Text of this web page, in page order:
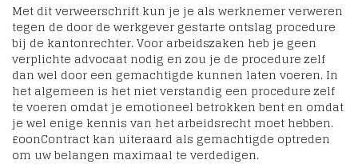
Met dit verweerschrift kun je je als werknemer verweren
tegen de door de werkgever gestarte ontslag procedure
bij de kantonrechter. Voor arbeidszaken heb je geen
verplichte advocaat nodig en zou je de procedure zelf
dan wel door een gemachtigde kunnen laten voeren. In
het algemeen is het niet verstandig een procedure zelf
te voeren omdat je emotioneel betrokken bent en omdat
je wel enige kennis van het arbeidsrecht moet hebben.
£oonContract kan uiteraard als gemachtigde optreden
om uw belangen maximaal te verdedigen.